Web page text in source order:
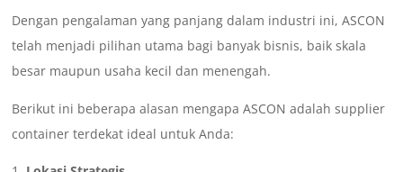
Dengan pengalaman yang panjang dalam industri ini, ASCON
telah menjadi pilihan utama bagi banyak bisnis, baik skala
besar maupun usaha kecil dan menengah.
Berikut ini beberapa alasan mengapa ASCON adalah supplier
container terdekat ideal untuk Anda: